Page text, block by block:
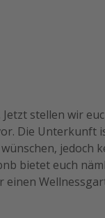
stellen wir
Die Unterkunft
jedoch
bietet euch